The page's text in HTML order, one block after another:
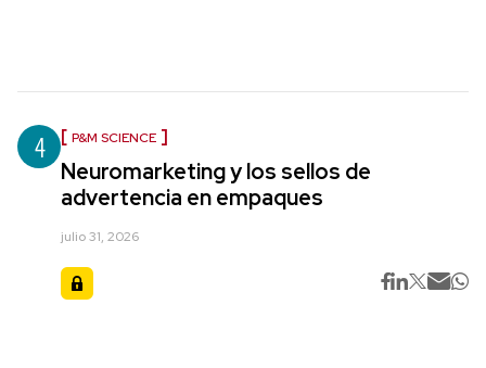
4 P&M SCIENCE
Neuromarketing y los sellos de
advertencia en empaques
julio 31, 2026